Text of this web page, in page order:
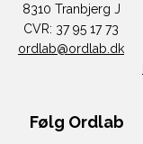
8310 Tranbjerg J
CVR: 37 95 17 73
ordlab@ordlab.dk
Følg Ordlab